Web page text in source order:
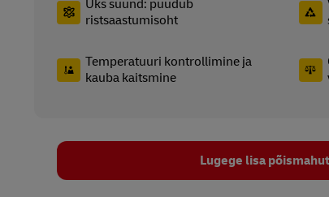
Üks suund: puudub
ristsaastumisoht
Temperatuuri kontrollimine ja
kauba kaitsmine
Lugege lisa